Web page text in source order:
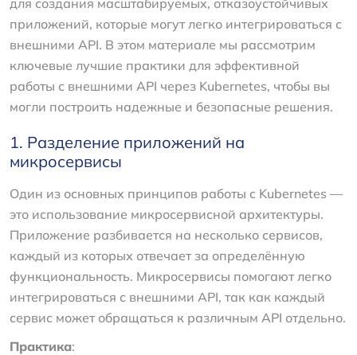
приложений, которые могут легко интегрироваться с
внешними API. В этом материале мы рассмотрим
ключевые лучшие практики для эффективной
работы с внешними API через Kubernetes, чтобы вы
могли построить надежные и безопасные решения.
1. Разделение приложений на
микросервисы
Один из основных принципов работы с Kubernetes —
это использование микросервисной архитектуры.
Приложение разбивается на несколько сервисов,
каждый из которых отвечает за определённую
функциональность. Микросервисы помогают легко
интегрироваться с внешними API, так как каждый
сервис может обращаться к различным API отдельно.
Практика: